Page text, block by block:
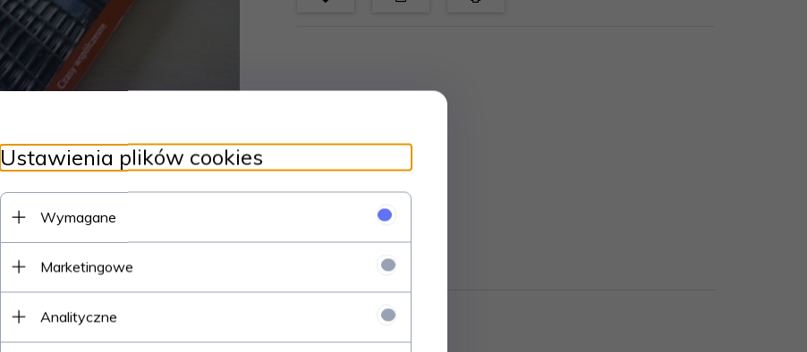
Ustawienia plików cookies
Wymagane
Marketingowe
Analityczne